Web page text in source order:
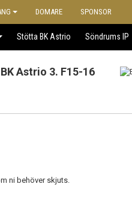
DOMARE SPONSOR
Stötta BK Astrio Söndrums IP
BK Astrio 3. F15-16
ni behöver skjuts.